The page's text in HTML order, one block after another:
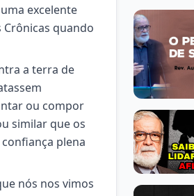
excelente
quando
a terra de
ou compor
similar que os
plena
nós nos vimos